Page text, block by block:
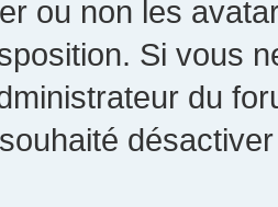
ou non les
Si vous
du